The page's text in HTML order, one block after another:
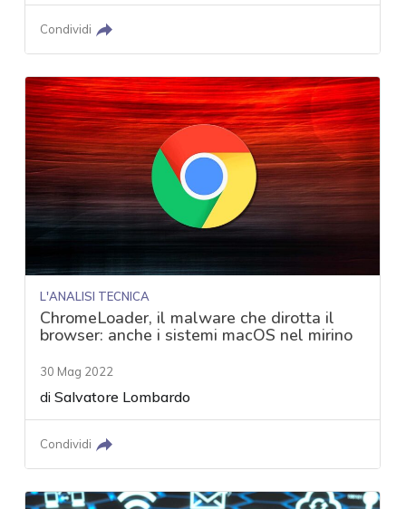
Condividi
L'ANALISI TECNICA
ChromeLoader, il malware che dirotta il
browser: anche i sistemi macOS nel mirino
30 Mag 2022
diSalvatore Lombardo
Condividi